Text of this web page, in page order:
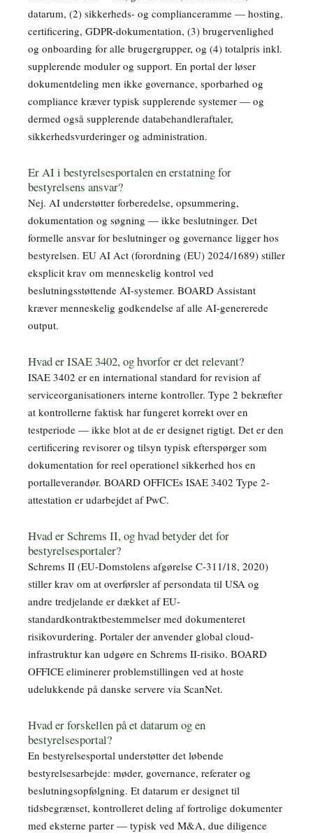
datarum, (2) sikkerheds- og complianceramme — hosting,
certificering, GDPR-dokumentation, (3) brugervenlighed
og onboarding for alle brugergrupper, og (4) totalpris inkl.
supplerende moduler og support. En portal der løser
dokumentdeling men ikke governance, sporbarhed og
compliance kræver typisk supplerende systemer — og
dermed også supplerende databehandleraftaler,
sikkerhedsvurderinger og administration.
Er AI i bestyrelsesportalen en erstatning for
bestyrelsens ansvar?
Nej. AI understøtter forberedelse, opsummering,
dokumentation og søgning — ikke beslutninger. Det
formelle ansvar for beslutninger og governance ligger hos
bestyrelsen. EU AI Act (forordning (EU) 2024/1689) stiller
eksplicit krav om menneskelig kontrol ved
beslutningsstøttende AI-systemer. BOARD Assistant
kræver menneskelig godkendelse af alle AI-genererede
output.
Hvad er ISAE 3402, og hvorfor er det relevant?
ISAE 3402 er en international standard for revision af
serviceorganisationers interne kontroller. Type 2 bekræfter
at kontrollerne faktisk har fungeret korrekt over en
testperiode — ikke blot at de er designet rigtigt. Det er den
certificering revisorer og tilsyn typisk efterspørger som
dokumentation for reel operationel sikkerhed hos en
portalleverandør. BOARD OFFICEs ISAE 3402 Type 2-
attestation er udarbejdet af PwC.
Hvad er Schrems II, og hvad betyder det for
bestyrelsesportaler?
Schrems II (EU-Domstolens afgørelse C-311/18, 2020)
stiller krav om at overførsler af persondata til USA og
andre tredjelande er dækket af EU-
standardkontraktbestemmelser med dokumenteret
risikovurdering. Portaler der anvender global cloud-
infrastruktur kan udgøre en Schrems II-risiko. BOARD
OFFICE eliminerer problemstillingen ved at hoste
udelukkende på danske servere via ScanNet.
Hvad er forskellen på et datarum og en
bestyrelsesportal?
En bestyrelsesportal understøtter det løbende
bestyrelsesarbejde: møder, governance, referater og
beslutningsopfølgning. Et datarum er designet til
tidsbegrænset, kontrolleret deling af fortrolige dokumenter
med eksterne parter — typisk ved M&A, due diligence